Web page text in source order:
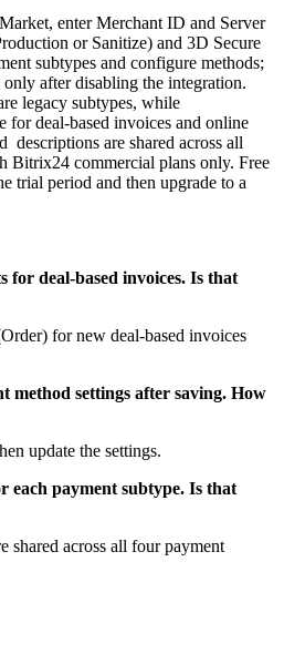
enter Merchant ID and Server
or Sanitize) and 3D Secure
subtypes and configure methods;
after disabling the integration.
legacy subtypes, while
for deal‑based invoices and online
descriptions are shared across all
Bitrix24 commercial plans only. Free
trial period and then upgrade to a
for deal‑based invoices. Is that
for new deal‑based invoices
method settings after saving. How
update the settings.
each payment subtype. Is that
shared across all four payment